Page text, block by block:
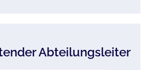
Abteilungsleiter